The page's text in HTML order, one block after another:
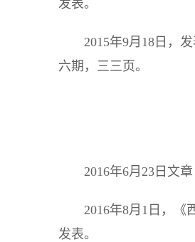
发表。
2015年9月18日，
六期，三三页。
2016年6月23日文
2016年8月1日，《
发表。